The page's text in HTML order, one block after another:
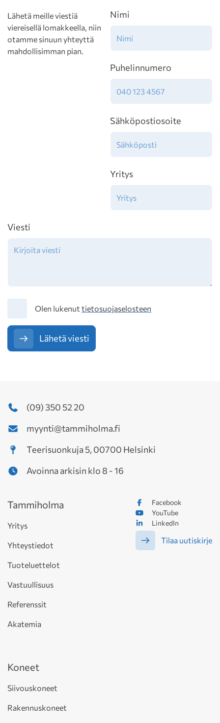
Lähetä meille viestiä
viereisellä lomakkeella, niin
otamme sinuun yhteyttä
mahdollisimman pian.
Nimi
Puhelinnumero
Sähköpostiosoite
Yritys
Viesti
TietosuojaOlen lukenut tietosuojaselosteen
Lähetä viesti
(09) 350 52 20
myynti@tammiholma.fi
Teerisuonkuja 5, 00700 Helsinki
Avoinna arkisin klo 8 - 16
Facebook
YouTube
LinkedIn
Tilaa uutiskirje
Tammiholma
Yritys
Yhteystiedot
Tuoteluettelot
Vastuullisuus
Referenssit
Akatemia
Koneet
Siivouskoneet
Rakennuskoneet